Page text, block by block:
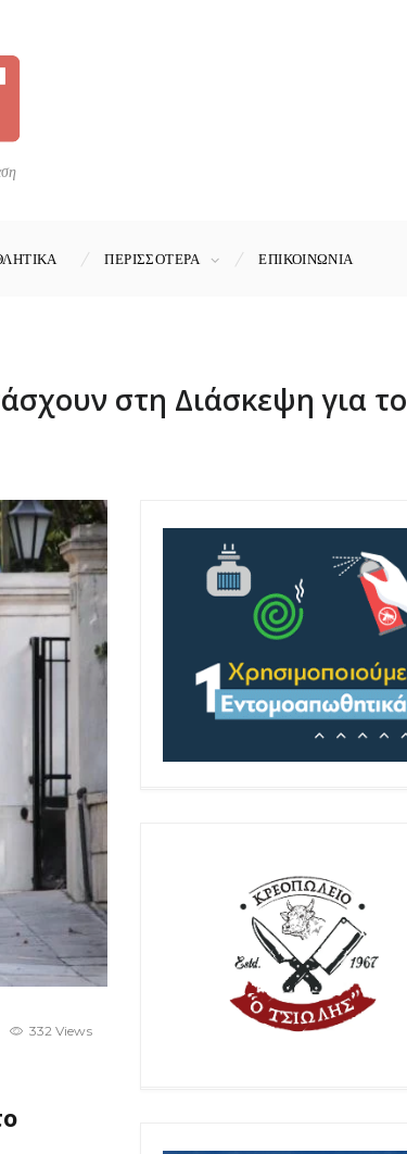
ΠΕΡΙΣΣΟΤΕΡΑ ΕΠΙΚΟΙΝΩΝΊΑ
στη Διάσκεψη για το
332 Views